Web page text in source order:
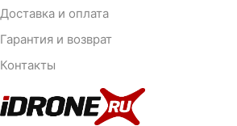
Доставка и оплата
Гарантия и возврат
Контакты